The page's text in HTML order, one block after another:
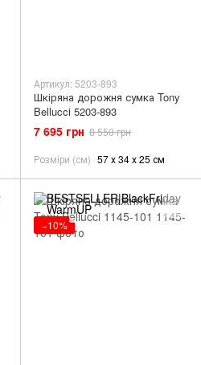
Артикул: 5203-893
Шкіряна дорожня сумка Tony
Bellucci 5203-893
7 695 грн 8 550 грн
Розміри (см) 57 х 34 х 25 см
−10%